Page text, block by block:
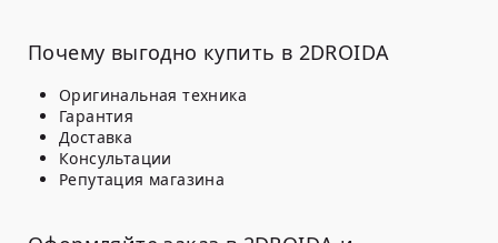
Почему выгодно купить в 2DROIDA
Оригинальная техника
Гарантия
Доставка
Консультации
Репутация магазина